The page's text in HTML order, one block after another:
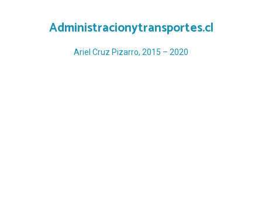
Administracionytransportes.cl
Ariel Cruz Pizarro, 2015 – 2020